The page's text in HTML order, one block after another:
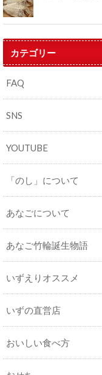
カテゴリー
FAQ
SNS
YOUTUBE
「のし」について
あなごについて
あなご竹輪誕生物語
いずえりオススメ
いずの直営店
おいしい食べ方